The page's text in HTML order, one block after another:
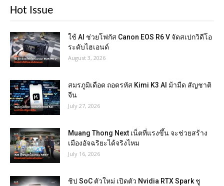
Hot Issue
ใช้ AI ช่วยโฟกัส Canon EOS R6 V จัดสเปกวิดีโอ
ระดับไฮเอนด์
August 3, 2026
สมรภูมิเดือด ถอดรหัส Kimi K3 AI ม้ามืด สัญชาติ
จีน
July 27, 2026
Muang Thong Next เน็ตที่แรงขึ้น จะช่วยสร้าง
เมืองอัจฉริยะได้จริงไหม
July 16, 2026
ชิป SoC ตัวใหม่ เปิดตัว Nvidia RTX Spark ชู